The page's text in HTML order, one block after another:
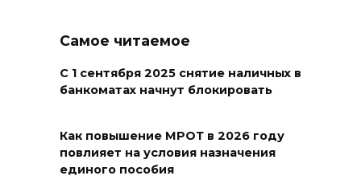
кирпичей
06 августа 2026 18:29
Самое читаемое
С 1 сентября 2025 снятие наличных в
банкоматах начнут блокировать
Как повышение МРОТ в 2026 году
повлияет на условия назначения
единого пособия